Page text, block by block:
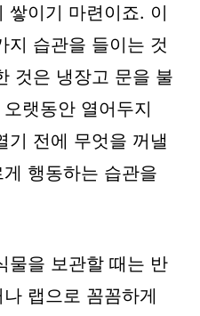
쌓이기 마련이죠. 이
지 습관을 들이는 것
것은 냉장고 문을 불
랫동안 열어두지
기 전에 무엇을 꺼낼
행동하는 습관을
물을 보관할 때는 반
랩으로 꼼꼼하게